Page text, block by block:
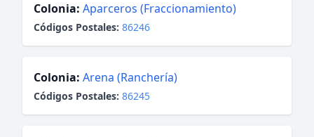
Colonia: Aparceros (Fraccionamiento)
Códigos Postales: 86246
Colonia: Arena (Ranchería)
Códigos Postales: 86245